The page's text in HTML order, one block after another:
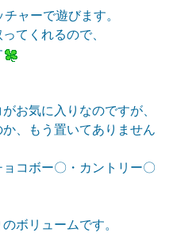
ャーで遊びます。
てくれるので、
お気に入りなのですが、
、もう置いてありません
コボー〇・カントリー〇
ボリュームです。